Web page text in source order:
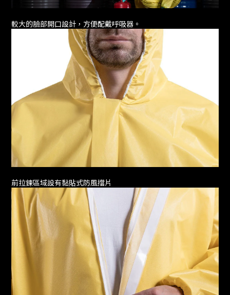
較大的臉部開口設計，方便配戴呼吸器。
前拉鍊區域設有黏貼式防風擋片